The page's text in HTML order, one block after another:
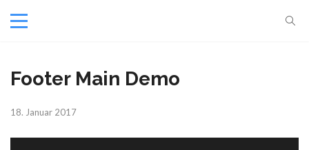
Footer Main Demo
18. Januar 2017